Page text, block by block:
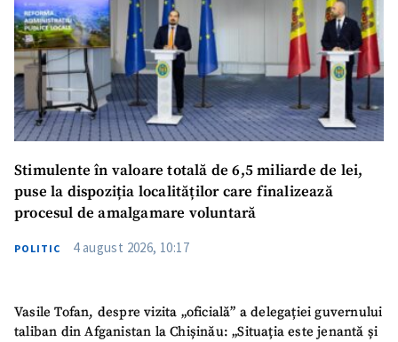
Stimulente în valoare totală de 6,5 miliarde de lei,
puse la dispoziția localităților care finalizează
procesul de amalgamare voluntară
POLITIC 4 august 2026, 10:17
Vasile Tofan, despre vizita „oficială” a delegației guvernului
taliban din Afganistan la Chișinău: „Situația este jenantă și